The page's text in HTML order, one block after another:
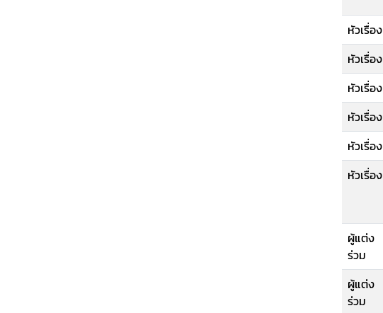
หัวเรื่อง
หัวเรื่อง
หัวเรื่อง
หัวเรื่อง
หัวเรื่อง
หัวเรื่อง
ผู้แต่ง
ร่วม
ผู้แต่ง
ร่วม